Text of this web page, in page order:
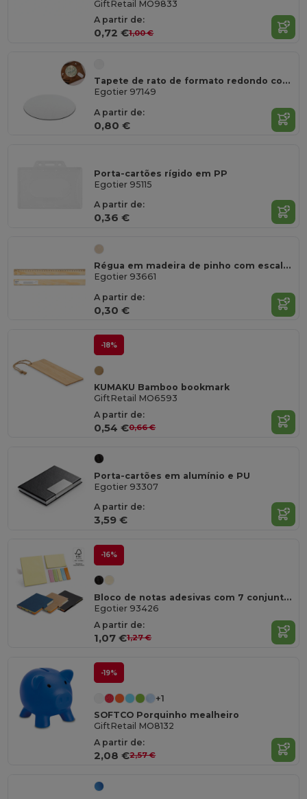
GiftRetail MO9833
A partir de:
0,72 €1,00 €
Tapete de rato de formato redondo com base em borracha
Egotier 97149
A partir de:
0,80 €
Porta-cartões rígido em PP
Egotier 95115
A partir de:
0,36 €
Régua em madeira de pinho com escala de 30 cm
Egotier 93661
A partir de:
0,30 €
-18%
KUMAKU Bamboo bookmark
GiftRetail MO6593
A partir de:
0,54 €0,66 €
Porta-cartões em alumínio e PU
Egotier 93307
A partir de:
3,59 €
-16%
Bloco de notas adesivas com 7 conjuntos
Egotier 93426
A partir de:
1,07 €1,27 €
-19%
+1
SOFTCO Porquinho mealheiro
GiftRetail MO8132
A partir de:
2,08 €2,57 €